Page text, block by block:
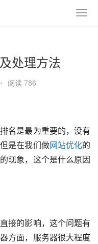
处理方法
• 阅读 786
名是最为重要的，没有
是在我们做网站优化的
现象，这个是什么原因
方面，服务器很大程度